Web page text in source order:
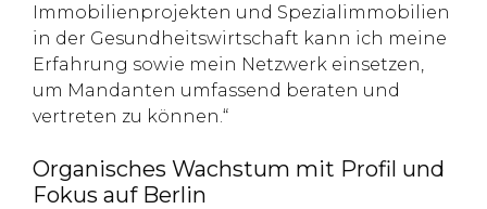
Immobilienprojekten und Spezialimmobilien
in der Gesundheitswirtschaft kann ich meine
Erfahrung sowie mein Netzwerk einsetzen,
um Mandanten umfassend beraten und
vertreten zu können.“
Organisches Wachstum mit Profil und
Fokus auf Berlin